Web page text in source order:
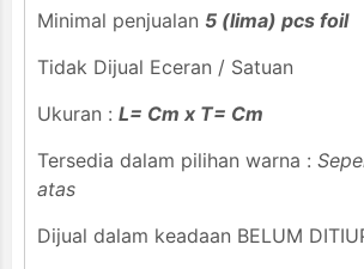
Minimal penjualan 5 (lima) pcs foil
Tidak Dijual Eceran / Satuan
Ukuran : L= Cm x T= Cm
Tersedia dalam pilihan warna :
atas
Dijual dalam keadaan BELUM